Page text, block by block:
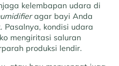
kelembapan udara di
agar bayi Anda
Pasalnya, kondisi udara
mengiritasi saluran
produksi lendir.